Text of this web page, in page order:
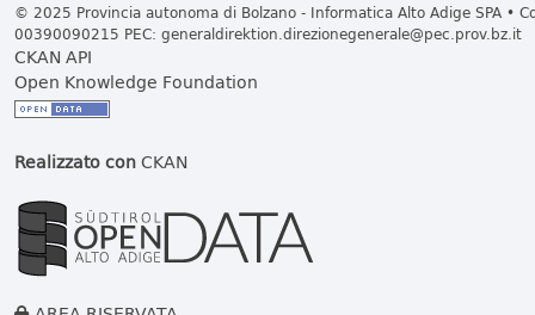
© 2025 Provincia autonoma di Bolzano - Informatica Alto Adige SPA •
00390090215 PEC: generaldirektion.direzionegenerale@pec.prov.bz.it
CKAN API
Open Knowledge Foundation
Realizzato conCKAN